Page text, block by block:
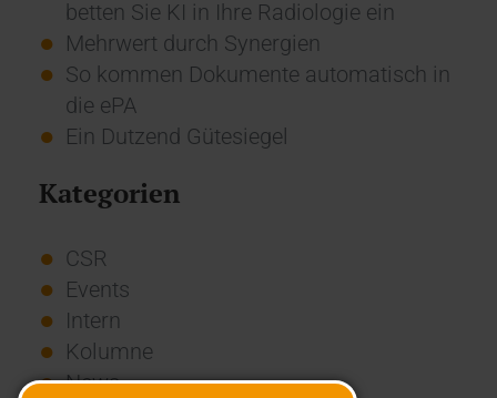
betten Sie KI in Ihre Radiologie ein
Mehrwert durch Synergien
So kommen Dokumente automatisch in
die ePA
Ein Dutzend Gütesiegel
Kategorien
CSR
Events
Intern
Kolumne
News